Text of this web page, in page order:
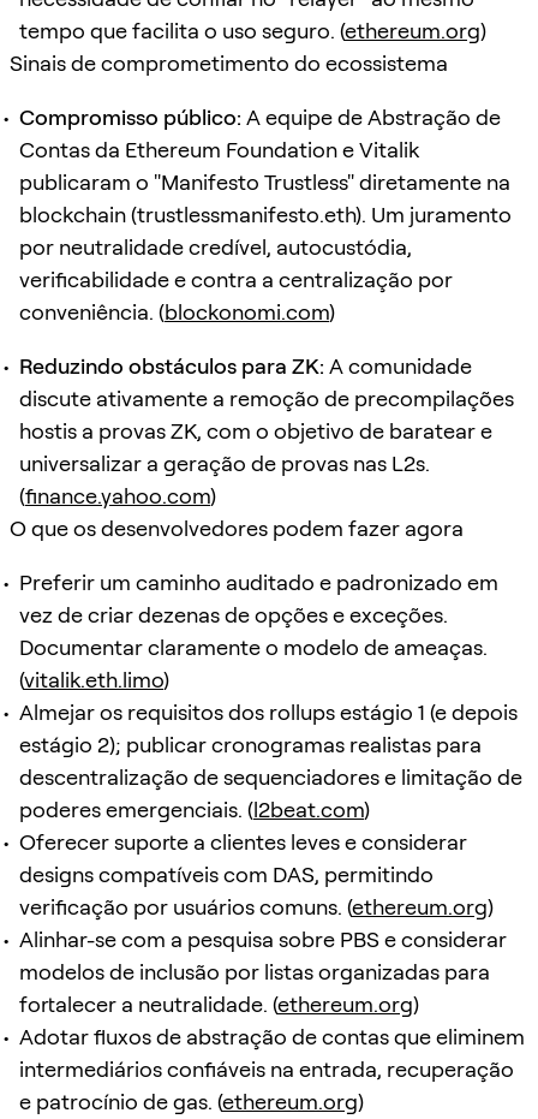
tempo que facilita o uso seguro. (ethereum.org)
Sinais de comprometimento do ecossistema
Compromisso público: A equipe de Abstração de
Contas da Ethereum Foundation e Vitalik
publicaram o "Manifesto Trustless" diretamente na
blockchain (trustlessmanifesto.eth). Um juramento
por neutralidade credível, autocustódia,
verificabilidade e contra a centralização por
conveniência. (blockonomi.com)
Reduzindo obstáculos para ZK: A comunidade
discute ativamente a remoção de precompilações
hostis a provas ZK, com o objetivo de baratear e
universalizar a geração de provas nas L2s.
(finance.yahoo.com)
O que os desenvolvedores podem fazer agora
Preferir um caminho auditado e padronizado em
vez de criar dezenas de opções e exceções.
Documentar claramente o modelo de ameaças.
(vitalik.eth.limo)
Almejar os requisitos dos rollups estágio 1 (e depois
estágio 2); publicar cronogramas realistas para
descentralização de sequenciadores e limitação de
poderes emergenciais. (l2beat.com)
Oferecer suporte a clientes leves e considerar
designs compatíveis com DAS, permitindo
verificação por usuários comuns. (ethereum.org)
Alinhar-se com a pesquisa sobre PBS e considerar
modelos de inclusão por listas organizadas para
fortalecer a neutralidade. (ethereum.org)
Adotar fluxos de abstração de contas que eliminem
intermediários confiáveis na entrada, recuperação
e patrocínio de gas. (ethereum.org)